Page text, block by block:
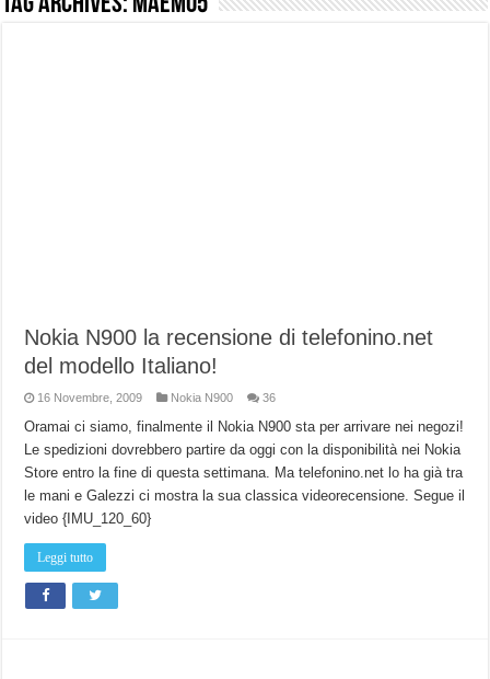
Nokia N900 la recensione di telefonino.net
del modello Italiano!
16 Novembre, 2009 Nokia N900 36
Oramai ci siamo, finalmente il Nokia N900 sta per arrivare nei negozi!
Le spedizioni dovrebbero partire da oggi con la disponibilità nei Nokia
Store entro la fine di questa settimana. Ma telefonino.net lo ha già tra
le mani e Galezzi ci mostra la sua classica videorecensione. Segue il
video {IMU_120_60}
Leggi tutto